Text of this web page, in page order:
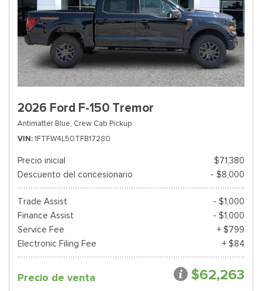
2026 Ford F-150 Tremor
Antimatter Blue, Crew Cab Pickup
VIN 1FTFW4L50TFB17280
Precio inicial
$71,380
Descuento del concesionario
- $8,000
Trade Assist
- $1,000
Finance Assist
- $1,000
Service Fee
+ $799
Electronic Filing Fee
+ $84
Precio de venta $62,263